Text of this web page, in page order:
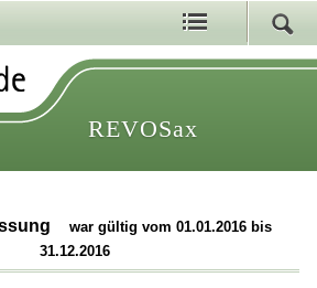
REVOSax
war gültig vom 01.01.2016 bis
31.12.2016